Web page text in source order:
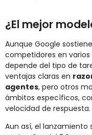
¿El mejor
Aunque Google
competidores en
depende del tipo de
ventajas claras en
agentes, pero otros
ámbitos específicos,
velocidad de respuesta.
Aun así, el